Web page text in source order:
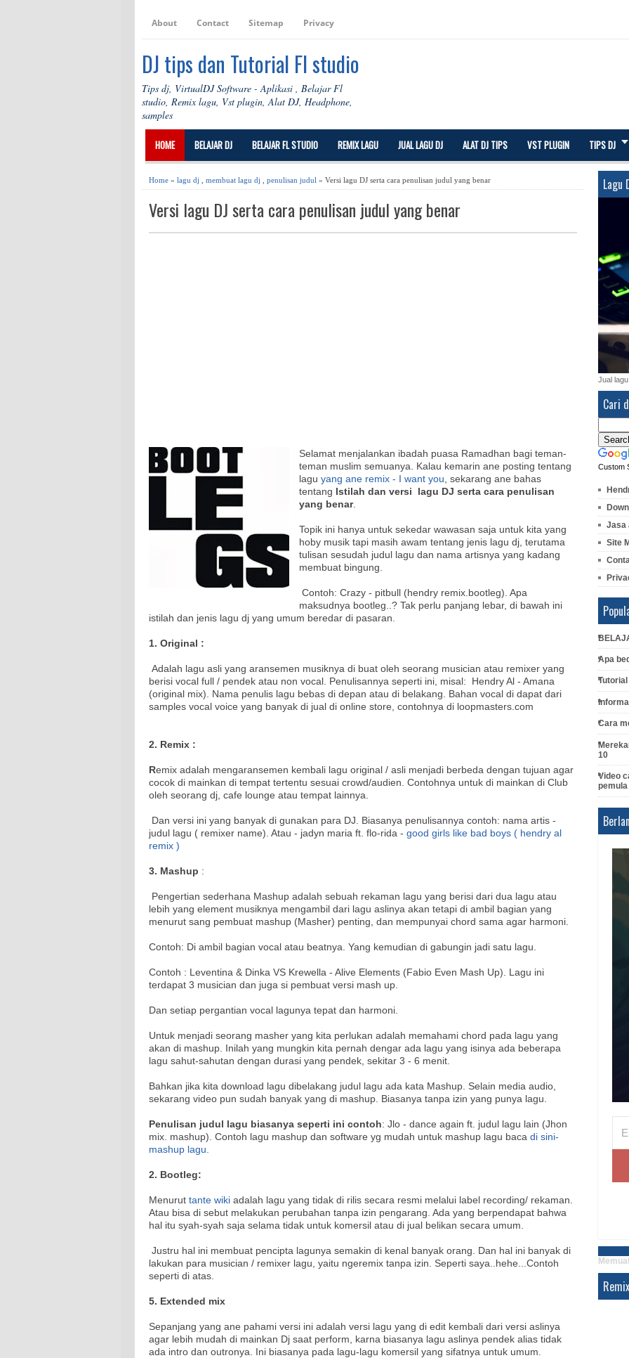
About Contact Sitemap Privacy
DJ tips dan Tutorial Fl studio
Tips dj, VirtualDJ Software - Aplikasi , Belajar Fl
studio, Remix lagu, Vst plugin, Alat DJ, Headphone,
samples
HOME BELAJAR DJ BELAJAR FL STUDIO REMIX LAGU JUAL LAGU DJ ALAT DJ TIPS VST PLUGIN TIPS DJ
Home » lagu dj membuat lagu dj penulisan judul » Versi lagu DJ serta cara penulisan judul yang benar
Versi lagu DJ serta cara penulisan judul yang benar
Selamat menjalankan ibadah puasa Ramadhan bagi teman-
teman muslim semuanya. Kalau kemarin ane posting tentang
lagu yang ane remix - I want you , sekarang ane bahas
tentang Istilah dan versi lagu DJ serta cara penulisan
yang benar.
Topik ini hanya untuk sekedar wawasan saja untuk kita yang
hoby musik tapi masih awam tentang jenis lagu dj, terutama
tulisan sesudah judul lagu dan nama artisnya yang kadang
membuat bingung.
Contoh: Crazy - pitbull (hendry remix.bootleg). Apa
maksudnya bootleg..? Tak perlu panjang lebar, di bawah ini
istilah dan jenis lagu dj yang umum beredar di pasaran.
1. Original :
Adalah lagu asli yang aransemen musiknya di buat oleh seorang musician atau remixer yang
berisi vocal full / pendek atau non vocal. Penulisannya seperti ini, misal: Hendry Al - Amana
(original mix). Nama penulis lagu bebas di depan atau di belakang. Bahan vocal di dapat dari
samples vocal voice yang banyak di jual di online store, contohnya di loopmasters.com
2. Remix :
Remix adalah mengaransemen kembali lagu original / asli menjadi berbeda dengan tujuan agar
cocok di mainkan di tempat tertentu sesuai crowd/audien. Contohnya untuk di mainkan di Club
oleh seorang dj, cafe lounge atau tempat lainnya.
Dan versi ini yang banyak di gunakan para DJ. Biasanya penulisannya contoh: nama artis -
judul lagu ( remixer name). Atau - jadyn maria ft. flo-rida - good girls like bad boys ( hendry al
remix )
3. Mashup :
Pengertian sederhana Mashup adalah sebuah rekaman lagu yang berisi dari dua lagu atau
lebih yang element musiknya mengambil dari lagu aslinya akan tetapi di ambil bagian yang
menurut sang pembuat mashup (Masher) penting, dan mempunyai chord sama agar harmoni.
Contoh: Di ambil bagian vocal atau beatnya. Yang kemudian di gabungin jadi satu lagu.
Contoh : Leventina & Dinka VS Krewella - Alive Elements (Fabio Even Mash Up). Lagu ini
terdapat 3 musician dan juga si pembuat versi mash up.
Dan setiap pergantian vocal lagunya tepat dan harmoni.
Untuk menjadi seorang masher yang kita perlukan adalah memahami chord pada lagu yang
akan di mashup. Inilah yang mungkin kita pernah dengar ada lagu yang isinya ada beberapa
lagu sahut-sahutan dengan durasi yang pendek, sekitar 3 - 6 menit.
Bahkan jika kita download lagu dibelakang judul lagu ada kata Mashup. Selain media audio,
sekarang video pun sudah banyak yang di mashup. Biasanya tanpa izin yang punya lagu.
Penulisan judul lagu biasanya seperti ini contoh: Jlo - dance again ft. judul lagu lain (Jhon
mix. mashup). Contoh lagu mashup dan software yg mudah untuk mashup lagu baca di sini-
mashup lagu.
2. Bootleg:
Menurut tante wiki adalah lagu yang tidak di rilis secara resmi melalui label recording/ rekaman.
Atau bisa di sebut melakukan perubahan tanpa izin pengarang. Ada yang berpendapat bahwa
hal itu syah-syah saja selama tidak untuk komersil atau di jual belikan secara umum.
Justru hal ini membuat pencipta lagunya semakin di kenal banyak orang. Dan hal ini banyak di
lakukan para musician / remixer lagu, yaitu ngeremix tanpa izin. Seperti saya..hehe...Contoh
seperti di atas.
5. Extended mix
Sepanjang yang ane pahami versi ini adalah versi lagu yang di edit kembali dari versi aslinya
agar lebih mudah di mainkan Dj saat perform, karna biasanya lagu aslinya pendek alias tidak
ada intro dan outronya. Ini biasanya pada lagu-lagu komersil yang sifatnya untuk umum.
Lagu
Jual
Cari
Custom
Jasa
Site
Apa
Cara
10
Video
pemula